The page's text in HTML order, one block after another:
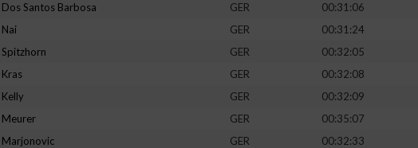
Dos Santos Barbosa GER
00:31:06
Nai GER 00:31:24
Spitzhorn GER
00:32:05
Kras GER
00:32:08
Kelly GER
00:32:09
Meurer GER
00:35:07
Marjonovic GER 00:32:33